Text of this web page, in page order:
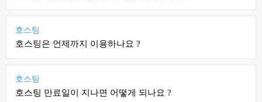
호스팅
호스팅은 언제까지 이용하나요 ?
호스팅
호스팅 만료일이 지나면 어떻게 되나요 ?